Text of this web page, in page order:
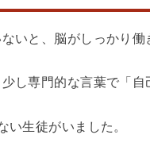
いと、脳がしっかり働
し専門的な言葉で「自
生徒がいました。